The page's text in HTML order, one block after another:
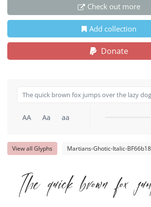
Check out more
Add collection
Donate
AA Aa aa
View all Glyphs Martians-Ghotic-Italic-
The quick brown fox